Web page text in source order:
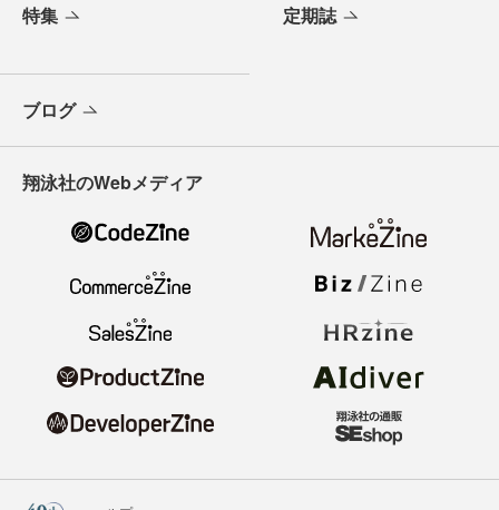
特集 定期誌
ブログ
翔泳社のWebメディア